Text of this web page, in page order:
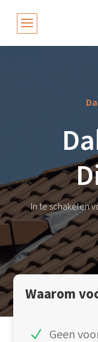
In te schakelen
Waarom
Geen